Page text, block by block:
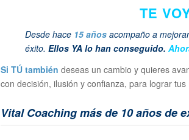
TE
Desde hace 15 años acompaño a
éxito. Ellos YA lo han conseguido.
Si TÚ también deseas un cambio y quieres
con decisión, ilusión y confianza, para lograr
Vital Coaching más de 10 años de